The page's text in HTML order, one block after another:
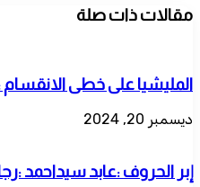
مقالات ذات صلة
المليشيا على خطى
ديسمبر 20, 2024
إبر الحروف :عابد سيداحمد